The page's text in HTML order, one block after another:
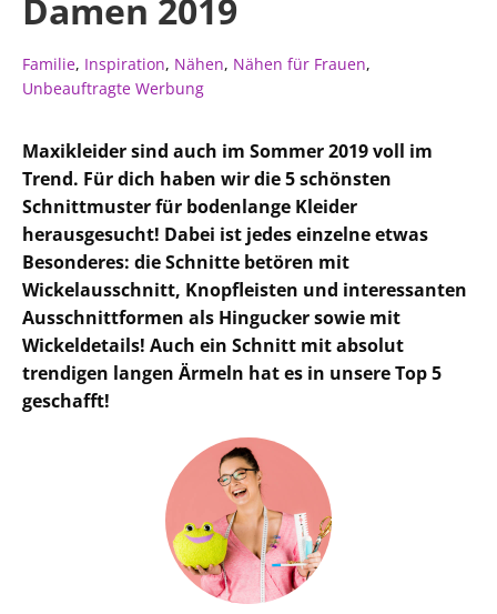
Damen 2019
Familie, Inspiration, Nähen, Nähen für Frauen,
Unbeauftragte Werbung
Maxikleider sind auch im Sommer 2019 voll im
Trend. Für dich haben wir die 5 schönsten
Schnittmuster für bodenlange Kleider
herausgesucht! Dabei ist jedes einzelne etwas
Besonderes: die Schnitte betören mit
Wickelausschnitt, Knopfleisten und interessanten
Ausschnittformen als Hingucker sowie mit
Wickeldetails! Auch ein Schnitt mit absolut
trendigen langen Ärmeln hat es in unsere Top 5
geschafft!